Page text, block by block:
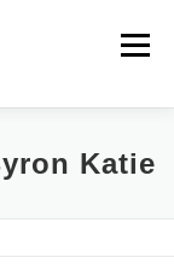
Menü
CODE Katie